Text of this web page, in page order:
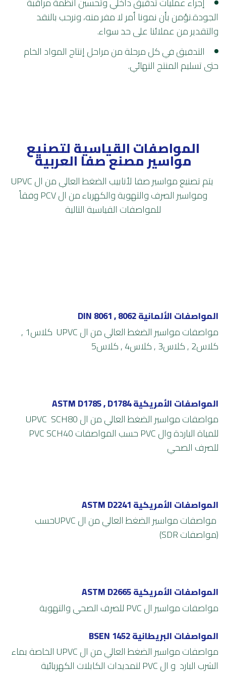
الجودة.نؤمن بأن نمونا أمر لا مفر منه، ونرحب بالنقد
والتقدير من عملائنا على حد سواء.
التدقيق في كل مرحلة من مراحل إنتاج المواد الخام
حتى تسليم المنتج النهائي.
المواصفات القياسية لتصنيع
مواسير مصنع صفا العربية
يتم تصنيعمواسير صفا
لأنابيب الضغط العالي من ال UPVC
ومواسير الصرف والتهوية والكهرباء من ال PCV وفقاً
للمواصفات القياسية التالية
المواصفات الألمانية DIN 8061 , 8062
مواصفاتمواسير
الضغط العالي من ال UPVC كلاس1 ,
كلاس2 , كلاس3 , كلاس4 , كلاس5
المواصفات الأمريكية ASTM D1785 , D1784
للمياة الباردة وال PVC حسب المواصفات PVC SCH40
للصرف الصحي
المواصفات الأمريكية ASTM D2241
مواصفات مواسير الضغط العالي من ال UPVCحسب
(مواصفات SDR)
المواصفات الأمريكية ASTM D2665
مواصفات مواسير ال PVC للصرف الصحي والتهوية
المواصفات البريطانية BSEN 1452
م
واصفات مواسير الضغط العالي من ال UPVC الخاصة بماء
الشرب البارد و ال PVC لتمديدات الكابلات الكهربائية